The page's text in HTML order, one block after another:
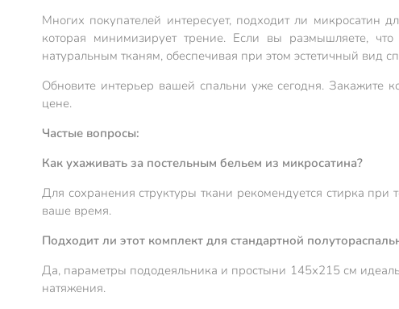
Многих покупателей интересует, подходит ли микросатин
которая минимизирует трение. Если вы размышляете, что
натуральным тканям, обеспечивая при этом эстетичный вид
Обновите интерьер вашей спальни уже сегодня. Закажите
цене.
Частые вопросы:
Как ухаживать за постельным бельем из микросатина?
Для сохранения структуры ткани рекомендуется стирка при
ваше время.
Подходит ли этот комплект для стандартной
Да, параметры пододеяльника и простыни 145х215 см
натяжения.